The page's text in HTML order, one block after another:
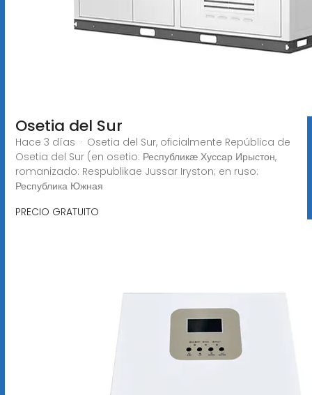
Osetia del Sur
Hace 3 días · Osetia del Sur, oficialmente República de
Osetia del Sur (en osetio: Республикӕ Хуссар Ирыстон,
romanizado: Respublikae Jussar Iryston; en ruso:
Республика Южная
PRECIO GRATUITO